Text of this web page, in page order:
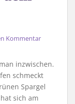
Kommentar
inzwischen.
schmeckt
Spargel
sich am